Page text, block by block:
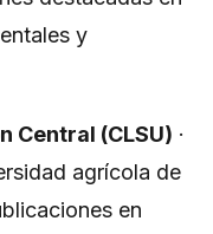
y
Central (CLSU) ·
agrícola de
en